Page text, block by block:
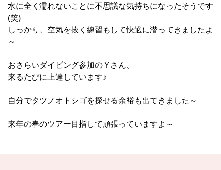
水に全く濡れないことに不思議な気持ちになったそうです
(笑)
しっかり、空気を抜く練習もして快適に潜ってきましたよ
～
おさらいダイビング参加のＹさん、
来るたびに上達しています♪
自分でタツノオトシゴを探せる余裕も出てきました～
来年の春のツアー目指して頑張っていますよ～